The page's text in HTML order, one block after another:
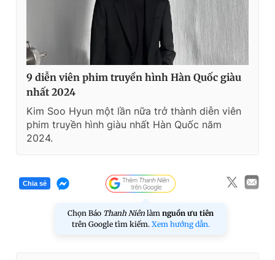
9 diễn viên phim truyền hình Hàn Quốc giàu
nhất 2024
Kim Soo Hyun một lần nữa trở thành diễn viên
phim truyền hình giàu nhất Hàn Quốc năm
2024.
Chia sẻ
Chọn Báo Thanh Niên làm nguồn ưu tiên
trên Google tìm kiếm. Xem hướng dẫn.